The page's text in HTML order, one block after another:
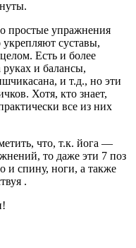
простые упражнения
суставы,
Есть и более
и балансы,
и т.д., но эти
Хотя, кто знает,
все из них
что, т.к. йога —
то даже эти 7 поз
и спину, ноги, а также
.